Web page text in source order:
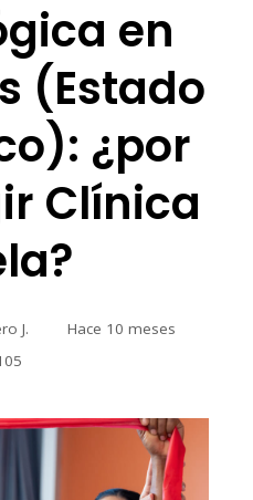
en
(Estado
¿por
Clínica
J.
Hace 10 meses